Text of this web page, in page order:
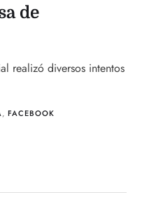
de
realizó diversos intentos
,FACEBOOK